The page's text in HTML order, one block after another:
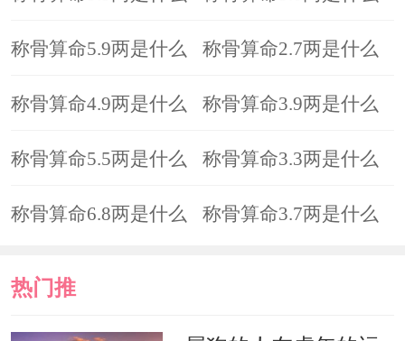
命? 命?
称骨算命5.9两是什么
命?
称骨算命2.7两是什么
命?
称骨算命4.9两是什么
命?
称骨算命3.9两是什么
命?
称骨算命5.5两是什么
命?
称骨算命3.3两是什么
命?
称骨算命6.8两是什么 称骨算命3.7两是什么
热门推